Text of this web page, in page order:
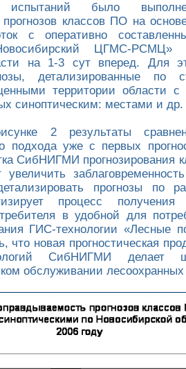
было
прогнозов классов ПО на
с оперативно
ЦГМС-РСМЦ»
на 1-3 сут вперед. Для
детализированные по
территории области с
синоптическим: местами и др.
2 результаты
подхода уже с первых
СибНИГМИ прогнозирования
увеличить
прогнозы по
процесс получения
в удобной для
ГИС-технологии «Лесные
что новая прогностическая
СибНИГМИ
обслуживании